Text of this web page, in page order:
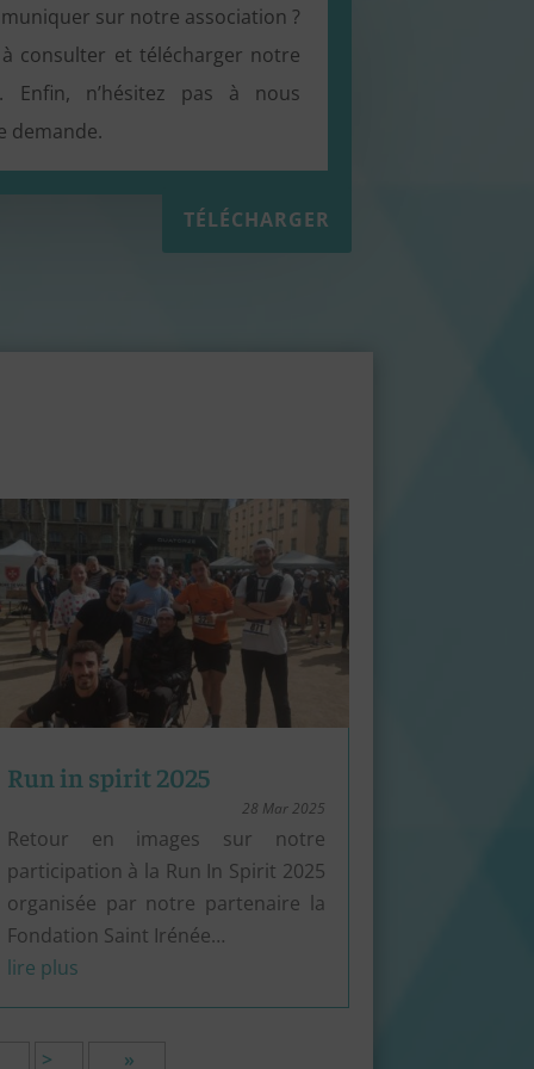
sur notre association ?
consulter et télécharger notre
Enfin, n’hésitez pas à nous
demande.
TÉLÉCHARGER
Run in spirit 2025
28 Mar 2025
Retour en images sur notre
participation à la Run In Spirit 2025
organisée par notre partenaire la
Fondation Saint Irénée…
lire plus
> »